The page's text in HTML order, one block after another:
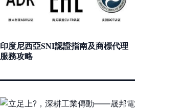
印度尼西亞SNI認證指南及商標代理
服務攻略